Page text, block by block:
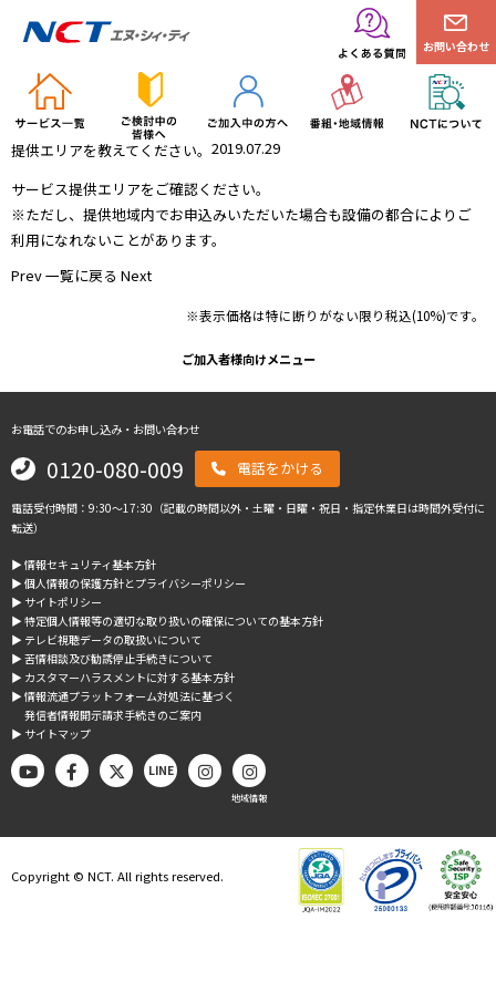
お問い合わせ
提供エリアを教えてください。 2019.07.29
サービス提供エリアをご確認ください。
※ただし、提供地域内でお申込みいただいた場合も設備の都合によりご
利用になれないことがあります。
Prev一覧に戻る Next
※表示価格は特に断りがない限り税込(10%)です。
ご加入者様向けメニュー
お電話でのお申し込み・お問い合わせ
0120-080-009 電話をかける
電話受付時間：9:30～17:30（記載の時間以外・土曜・日曜・祝日・指定休業日は時間外受付に
転送）
▶︎ 情報セキュリティ基本方針
▶︎ 個人情報の保護方針とプライバシーポリシー
▶︎ サイトポリシー
▶︎ 特定個人情報等の適切な取り扱いの確保についての基本方針
▶︎ テレビ視聴データの取扱いについて
▶︎ 苦情相談及び勧誘停止手続きについて
▶︎ カスタマーハラスメントに対する基本方針
▶︎ 情報流通プラットフォーム対処法に基づく
発信者情報開示請求手続きのご案内
▶︎ サイトマップ
LINE
地域情報
Copyright © NCT. All rights reserved.